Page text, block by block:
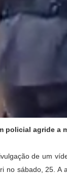
policial agride a
de um
no sábado, 25.